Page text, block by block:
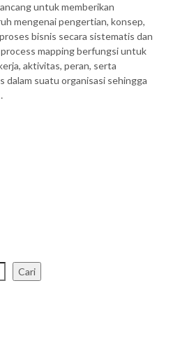
untuk memberikan
mengenai pengertian, konsep,
bisnis secara sistematis dan
mapping berfungsi untuk
aktivitas, peran, serta
dalam suatu organisasi sehingga
Cari